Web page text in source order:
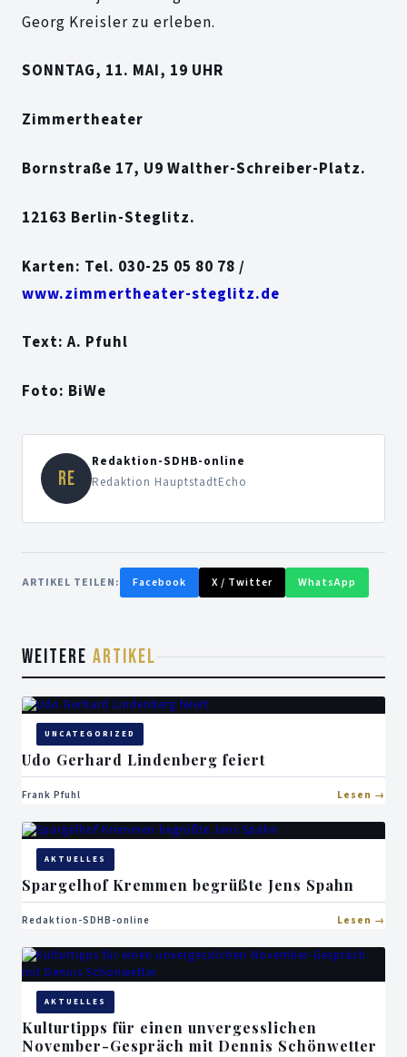
Georg Kreisler zu erleben.
SONNTAG, 11. MAI, 19 UHR
Zimmertheater
Bornstraße 17, U9 Walther-Schreiber-Platz.
12163 Berlin-Steglitz.
Karten: Tel. 030-25 05 80 78 /
www.zimmertheater-steglitz.de
Text: A. Pfuhl
Foto: BiWe
RE
Redaktion-SDHB-online
Redaktion HauptstadtEcho
ARTIKEL TEILEN: Facebook X / Twitter WhatsApp
WEITERE ARTIKEL
UNCATEGORIZED
Udo Gerhard Lindenberg feiert
Frank Pfuhl Lesen
AKTUELLES
Spargelhof Kremmen begrüßte Jens Spahn
Redaktion-SDHB-online Lesen
AKTUELLES
Kulturtipps für einen unvergesslichen
November-Gespräch mit Dennis Schönwetter